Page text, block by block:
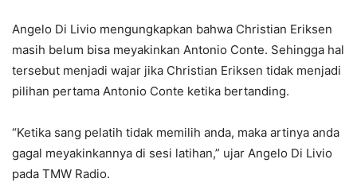
Angelo Di Livio mengungkapkan bahwa Christian Eriksen
masih belum bisa meyakinkan Antonio Conte. Sehingga hal
tersebut menjadi wajar jika Christian Eriksen tidak menjadi
pilihan pertama Antonio Conte ketika bertanding.
“Ketika sang pelatih tidak memilih anda, maka artinya anda
gagal meyakinkannya di sesi latihan,” ujar Angelo Di Livio
pada TMW Radio.